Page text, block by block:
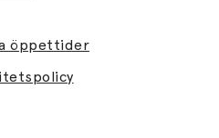
öppettider